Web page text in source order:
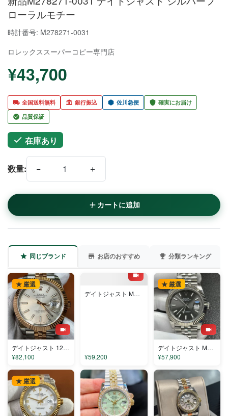
ローラルモチー
時計番号: M278271-0031
ロレックススーパーコピー専門店
¥43,700
全国送料無料 銀行振込 佐川急便
確実にお届け
品質保証
在庫あり
数量: − ＋
カートに追加
同じブランド お店のおすすめ 分類ランキング
★ 厳選
デイトジャスト 126331-1 コピー
¥82,100
デイトジャスト M126334-0022 コピー
¥59,200
★ 厳選
デイトジャスト M126334-0014 コピー
¥57,900
★ 厳選